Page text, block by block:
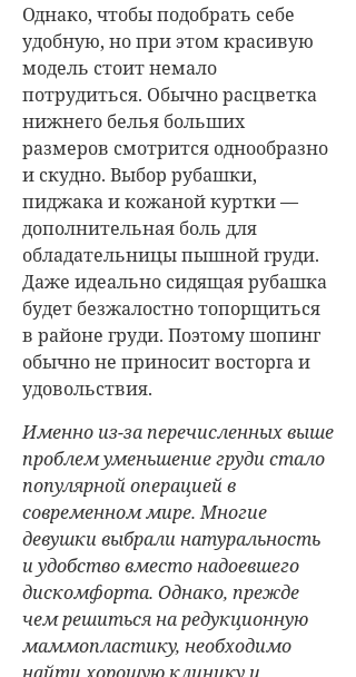
Однако, чтобы подобрать себе
удобную, но при этом красивую
модель стоит немало
потрудиться. Обычно расцветка
нижнего белья больших
размеров смотрится однообразно
и скудно. Выбор рубашки,
пиджака и кожаной куртки —
дополнительная боль для
обладательницы пышной груди.
Даже идеально сидящая рубашка
будет безжалостно топорщиться
в районе груди. Поэтому шопинг
обычно не приносит восторга и
удовольствия.
Именно из-за перечисленных выше
проблем уменьшение груди стало
популярной операцией в
современном мире. Многие
девушки выбрали натуральность
и удобство вместо надоевшего
дискомфорта. Однако, прежде
чем решиться на редукционную
маммопластику, необходимо
найти хорошую клинику и